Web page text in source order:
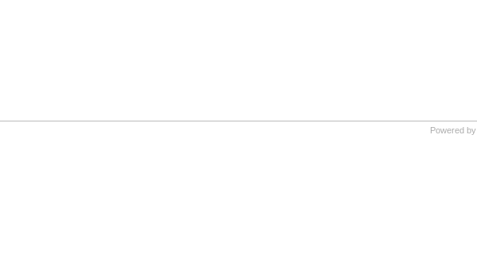
Powered by